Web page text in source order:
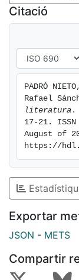
Citació
PADRÓ
Rafael
literatura .
17-21.
August of
https://
Exportar
JSON - METS
Compartir